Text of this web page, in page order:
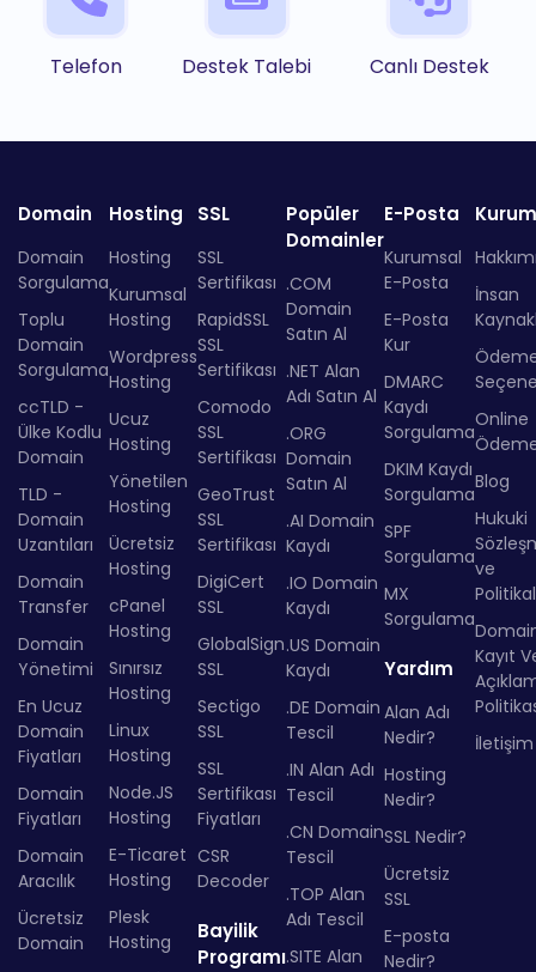
Telefon Destek Talebi Canlı Destek
Domain
Domain
Sorgulama
Toplu
Domain
Sorgulama
ccTLD -
Ülke Kodlu
Domain
TLD -
Domain
Uzantıları
Domain
Transfer
Domain
Yönetimi
En Ucuz
Domain
Fiyatları
Domain
Fiyatları
Domain
Aracılık
Ücretsiz
Domain
Hosting
Hosting
Kurumsal
Hosting
Wordpress
Hosting
Ucuz
Hosting
Yönetilen
Hosting
Ücretsiz
Hosting
cPanel
Hosting
Sınırsız
Hosting
Linux
Hosting
Node.JS
Hosting
E-Ticaret
Hosting
Plesk
Hosting
SSL
SSL
Sertifikası
RapidSSL
SSL
Sertifikası
Comodo
SSL
Sertifikası
GeoTrust
SSL
Sertifikası
DigiCert
SSL
GlobalSign
SSL
Sectigo
SSL
SSL
Sertifikası
Fiyatları
CSR
Decoder
Bayilik
Programı
Popüler
Domainler
.COM
Domain
Satın Al
.NET Alan
Adı Satın Al
.ORG
Domain
Satın Al
.AI Domain
Kaydı
.IO Domain
Kaydı
.US Domain
Kaydı
.DE Domain
Tescil
.IN Alan Adı
Tescil
.CN Domain
Tescil
.TOP Alan
Adı Tescil
.SITE Alan
E-Posta
Kurumsal
E-Posta
E-Posta
Kur
DMARC
Kaydı
Sorgulama
DKIM Kaydı
Sorgulama
SPF
Sorgulama
MX
Sorgulama
Yardım
Alan Adı
Nedir?
Hosting
Nedir?
SSL Nedir?
Ücretsiz
SSL
E-posta
Nedir?
İnsan
Online
Blog
Hukuki
ve
Kayıt
İletişim